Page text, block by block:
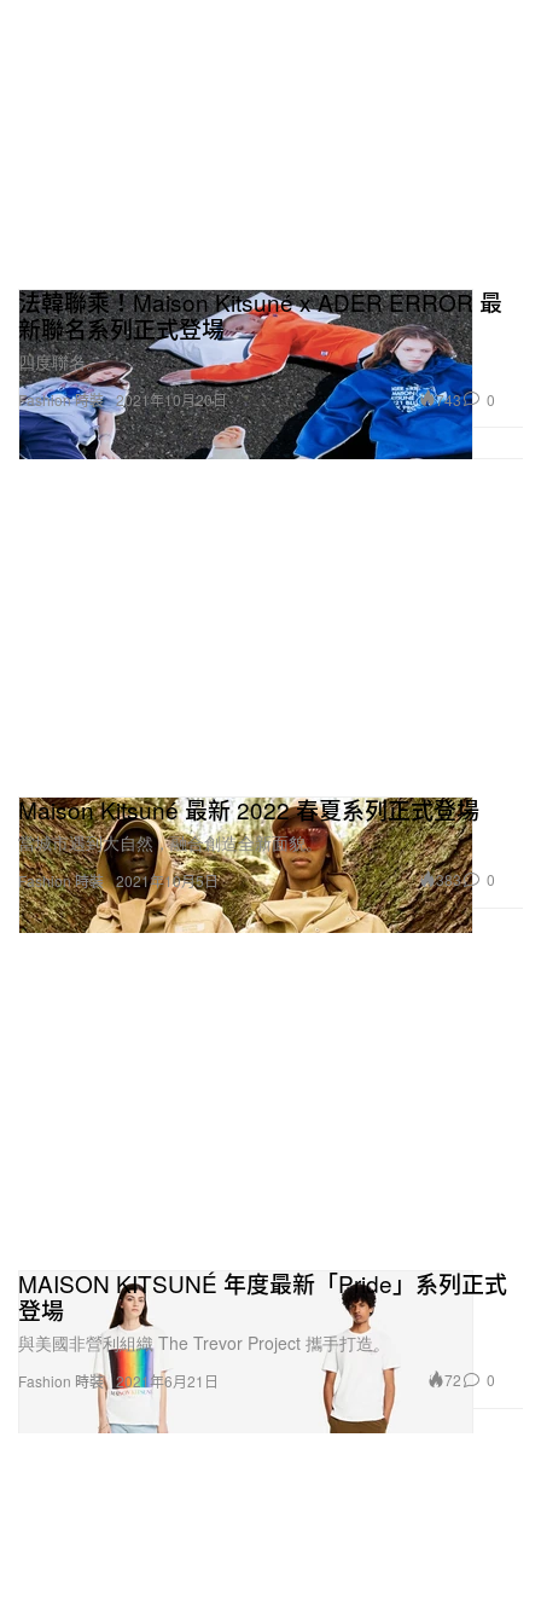
Fashion 時裝
法韓聯乘！Maison Kitsuné x ADER ERROR 最
新聯名系列正式登場
四度聯名。
2021年10月20日 743 0
Fashion 時裝
Maison Kitsuné 最新 2022 春夏系列正式登場
當城市遇到大自然，融合創造全新面貌。
2021年10月5日 383 0
Fashion 時裝
MAISON KITSUNÉ 年度最新「Pride」系列正式
登場
與美國非營利組織 The Trevor Project 攜手打造。
2021年6月21日 72 0